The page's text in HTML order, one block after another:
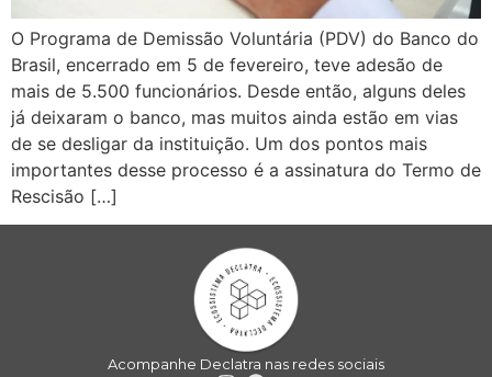
O Programa de Demissão Voluntária (PDV) do Banco do
Brasil, encerrado em 5 de fevereiro, teve adesão de
mais de 5.500 funcionários. Desde então, alguns deles
já deixaram o banco, mas muitos ainda estão em vias
de se desligar da instituição. Um dos pontos mais
importantes desse processo é a assinatura do Termo de
Rescisão […]
Acompanhe Declatra nas redes sociais